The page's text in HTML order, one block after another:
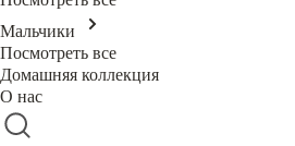
Мальчики
Посмотреть все
Домашняя коллекция
О нас